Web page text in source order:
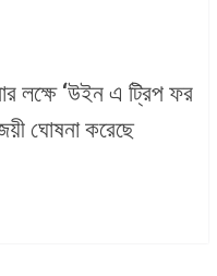
লক্ষে ‘উইন এ ট্রিপ ফর
ঘোষনা করেছে